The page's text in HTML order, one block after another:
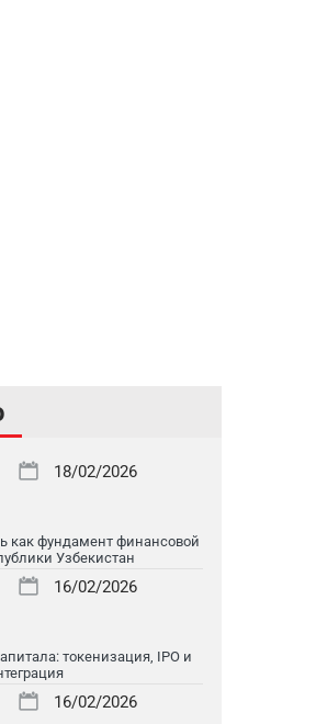
18/02/2026
как фундамент финансовой
Узбекистан
16/02/2026
токенизация, IPO и
16/02/2026